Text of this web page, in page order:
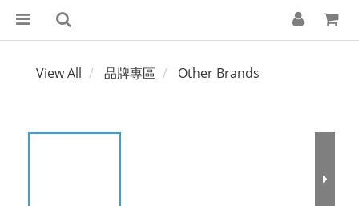
View All 品牌專區 Other Brands